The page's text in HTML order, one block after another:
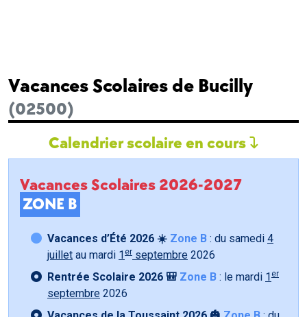
Vacances Scolaires de Bucilly
(02500)
Calendrier scolaire en cours
Vacances Scolaires 2026-2027
ZONE B
Vacances d’Été 2026 ☀️ Zone B : du samedi 4
juillet au mardi 1 er septembre 2026
Rentrée Scolaire 2026 🎒 Zone B : le mardi 1 er
septembre 2026